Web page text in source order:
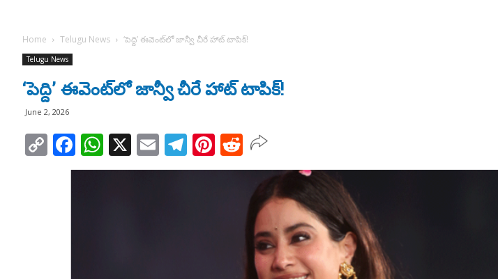
Home Telugu News ‘పెద్ది’ ఈవెంట్‌లో జాన్వీ చీరే హాట్ టాపిక్!
Telugu News
‘పెద్ది’ ఈవెంట్‌లో జాన్వీ చీరే హాట్ టాపిక్!
June 2, 2026
Copy
Link
Facebook
WhatsApp
X EmailTelegram
Pinterest
Reddit